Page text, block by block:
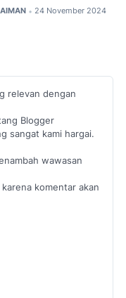
• 24 November 2024
relevan dengan
Blogger
sangat kami hargai.
wawasan
komentar akan